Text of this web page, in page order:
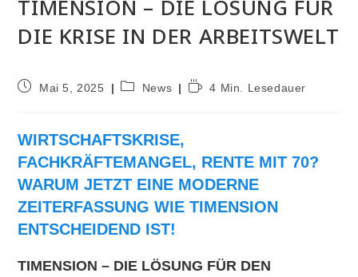
TIMENSION – DIE LÖSUNG FÜR
DIE KRISE IN DER ARBEITSWELT
BeitragMai 5, 2025
Beitrags-
News Lesedauer:
4 Min. Lesedauer
WIRTSCHAFTSKRISE,
FACHKRÄFTEMANGEL, RENTE MIT 70?
WARUM JETZT EINE MODERNE
ZEITERFASSUNG WIE TIMENSION
ENTSCHEIDEND IST!
TIMENSION – DIE LÖSUNG FÜR DEN